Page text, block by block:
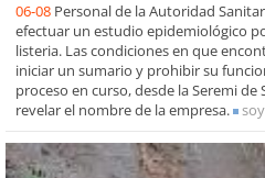
06-08 Personal de la Autoridad
efectuar un estudio epidemiológico
listeria. Las condiciones en que
iniciar un sumario y prohibir su
proceso en curso, desde la Seremi
revelar el nombre de la empresa.
soy